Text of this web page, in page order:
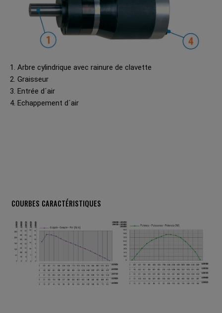
1. Arbre cylindrique avec rainure de clavette
2. Graisseur
3. Entrée d´air
4. Echappement d´air
COURBES CARACTÉRISTIQUES